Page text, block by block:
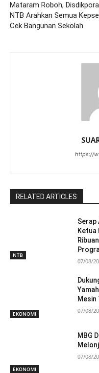
Mataram Roboh, Disdikpora
NTB Arahkan Semua
Cek Bangunan Sekolah
https://
RELATED ARTICLES
NTB
Serap
Ketua
07/08/
EKONOMI
Mesin
07/08/
EKONOMI
MBG
07/08/